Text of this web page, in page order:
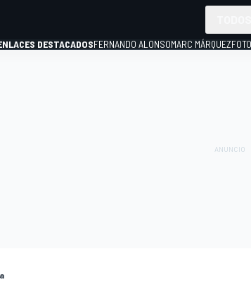
DESTACADOSFERNANDO ALONSOMARC MÁRQUEZ